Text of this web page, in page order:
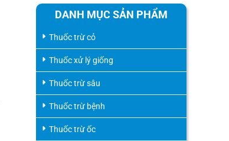
DANH MỤC SẢN PHẨM
Thuốc trừ cỏ
Thuốc xử lý giống
Thuốc trừ sâu
Thuốc trừ bệnh
Thuốc trừ ốc